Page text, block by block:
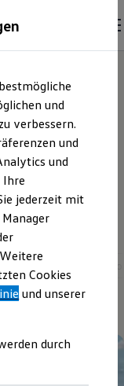
Autohaus Bach e.K.
und
verbessern.
und
und
Ihre
jederzeit mit
Cookies
und unserer
durch